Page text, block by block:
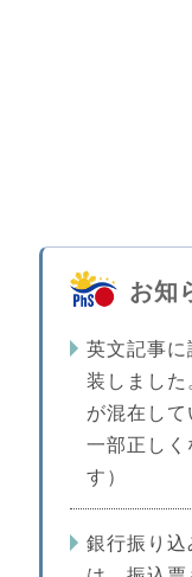
お知
英文記事
装しまし
が混在し
一部正しく
す）
銀行振り